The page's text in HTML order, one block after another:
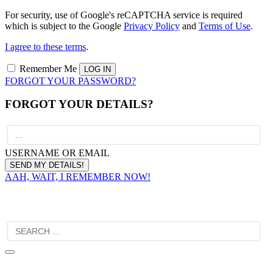
For security, use of Google's reCAPTCHA service is required
which is subject to the Google Privacy Policy and Terms of Use.
I agree to these terms.
Remember Me
FORGOT YOUR PASSWORD?
FORGOT YOUR DETAILS?
USERNAME OR EMAIL
AAH, WAIT, I REMEMBER NOW!